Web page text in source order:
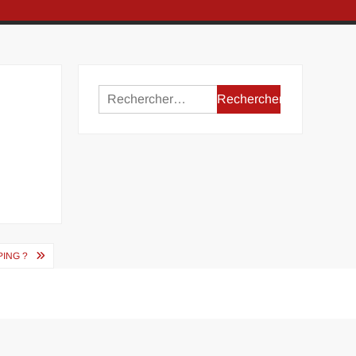
?
Rechercher :